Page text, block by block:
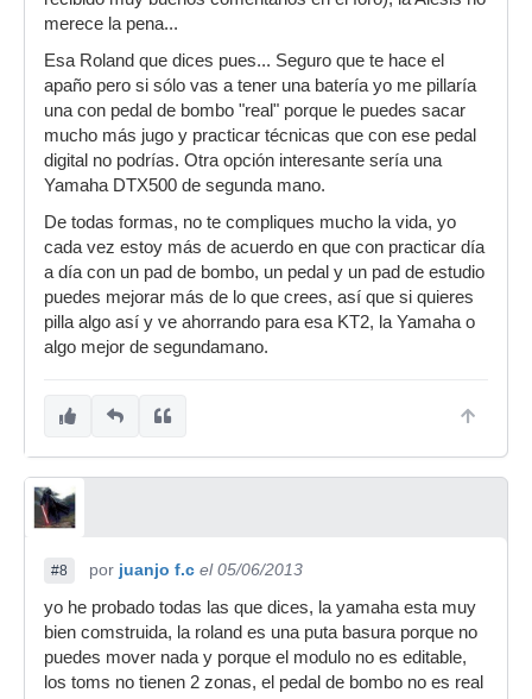
No se si la Roland HD1 tiene dos zonas,
supongo que si.
¿Es importante este tema, o no es necesario
para el baterista que empieza?
He encontrado una comparativa muy interesante
en esta web:
http://musicasa.files.wordpress.com/2013/04/kt1_cpi.pdf
http://musicasa.files.wordpress.com/2013/04/kt2_cpi.pdf
saludos!
merece la pena...
Esa Roland que dices pues... Seguro que te hace el
apaño pero si sólo vas a tener una batería yo me pillaría
una con pedal de bombo "real" porque le puedes sacar
mucho más jugo y practicar técnicas que con ese pedal
digital no podrías. Otra opción interesante sería una
Yamaha DTX500 de segunda mano.
De todas formas, no te compliques mucho la vida, yo
cada vez estoy más de acuerdo en que con practicar día
a día con un pad de bombo, un pedal y un pad de estudio
puedes mejorar más de lo que crees, así que si quieres
pilla algo así y ve ahorrando para esa KT2, la Yamaha o
algo mejor de segundamano.
#8 por juanjo f.c el 05/06/2013
yo he probado todas las que dices, la yamaha esta muy
bien comstruida, la roland es una puta basura porque no
puedes mover nada y porque el modulo no es editable,
los toms no tienen 2 zonas, el pedal de bombo no es real